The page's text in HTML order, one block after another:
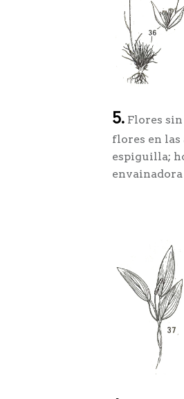
5. Flores
flores en las
espiguilla;
envainadora